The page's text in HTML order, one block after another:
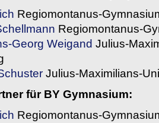
Regiomontanus-
Regiomontanus-
Georg Weigand Julius-
Julius-Maximilians-
für BY Gymnasium:
Regiomontanus-